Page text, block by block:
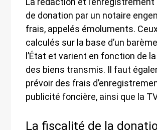
de donation par un notaire
frais, appelés émoluments.
calculés sur la base d’un
l’État et varient en fonction de
des biens transmis. Il faut
prévoir des frais
publicité foncière, ainsi que la
La fiscalité de la